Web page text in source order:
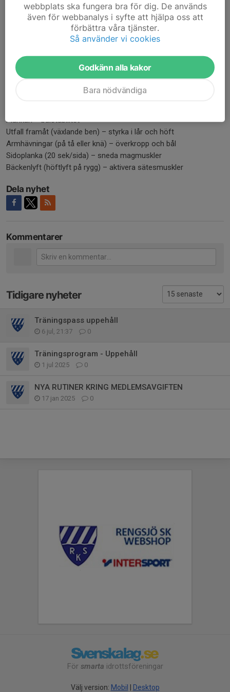
Jogga lugnt + rörlighet/stretch
Syfte: Stärka bål, ben, höfter – skadeförebyggande och
prestationshöjande
Styrkecirkel – 2–3 varv, 40 sek arbete / 20 sek vila:
Plankan – bålstabilitet
Utfall framåt (växlande ben) – styrka i lår och höft
Armhävningar (på tå eller knä) – överkropp och bål
Sidoplanka (20 sek/sida) – sneda magmuskler
Bäckenlyft (höftlyft på rygg) – aktivera sätesmuskler
Dela nyhet
Kommentarer
Tidigare nyheter
Träningspass uppehåll
6 jul, 21:37 0
Träningsprogram - Uppehåll
1 jul 2025 0
NYA RUTINER KRING MEDLEMSAVGIFTEN
17 jan 2025 0
För smarta idrottsföreningar
Välj version: Mobil | Desktop
webbplats ska fungera bra för dig. De används
även för webbanalys i syfte att hjälpa oss att
förbättra våra tjänster.
Så använder vi cookies
Godkänn alla kakor
Bara nödvändiga